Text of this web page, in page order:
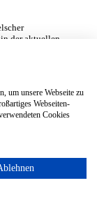
der aktuellen
präzisere
der Folge
Auch die
Projekts“,
des
um unsere Webseite zu
Webseiten-
Cookies